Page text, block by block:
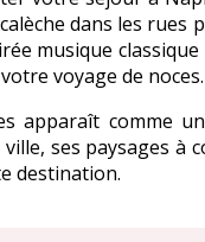
dans les
musique
voyage de noces.
apparaît comme
ses paysages
destination.